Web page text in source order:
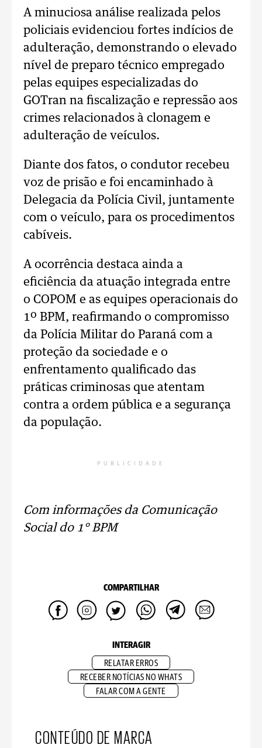
A minuciosa análise realizada pelos
policiais evidenciou fortes indícios de
adulteração, demonstrando o elevado
nível de preparo técnico empregado
pelas equipes especializadas do
GOTran na fiscalização e repressão aos
crimes relacionados à clonagem e
adulteração de veículos.
Diante dos fatos, o condutor recebeu
voz de prisão e foi encaminhado à
Delegacia da Polícia Civil, juntamente
com o veículo, para os procedimentos
cabíveis.
A ocorrência destaca ainda a
eficiência da atuação integrada entre
o COPOM e as equipes operacionais do
1º BPM, reafirmando o compromisso
da Polícia Militar do Paraná com a
proteção da sociedade e o
enfrentamento qualificado das
práticas criminosas que atentam
contra a ordem pública e a segurança
da população.
PUBLICIDADE
Com informações da Comunicação
Social do 1° BPM
COMPARTILHAR
INTERAGIR
RELATAR ERROS
RECEBER NOTÍCIAS NO WHATS
FALAR COM A GENTE
CONTEÚDO DE MARCA